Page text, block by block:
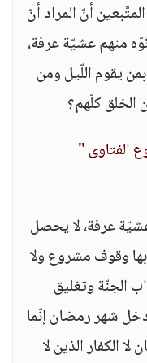
أنّ المراد أنّ
منهم عشيّة عرفة،
يقوم اللّيل ومن
الخلق كلّهم؟
الفتاوى "
عرفة، لا يحصل
بها وقوف مشروع ولا
الجنّة وتغليق
دخل شهر رمضان إنّما
الكفار الذين لا